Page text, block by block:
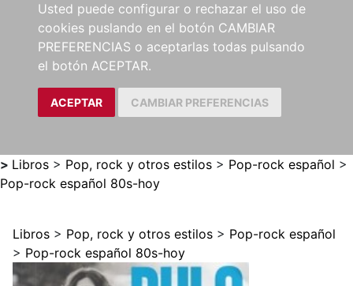
Usted puede configurar o rechazar el uso de
cookies puslando en el botón CAMBIAR
PREFERENCIAS o aceptarlas todas pulsando
el botón ACEPTAR.
ACEPTAR CAMBIAR PREFERENCIAS
> Libros > Pop, rock y otros estilos > Pop-rock español >
Pop-rock español 80s-hoy
Libros > Pop, rock y otros estilos > Pop-rock español
> Pop-rock español 80s-hoy